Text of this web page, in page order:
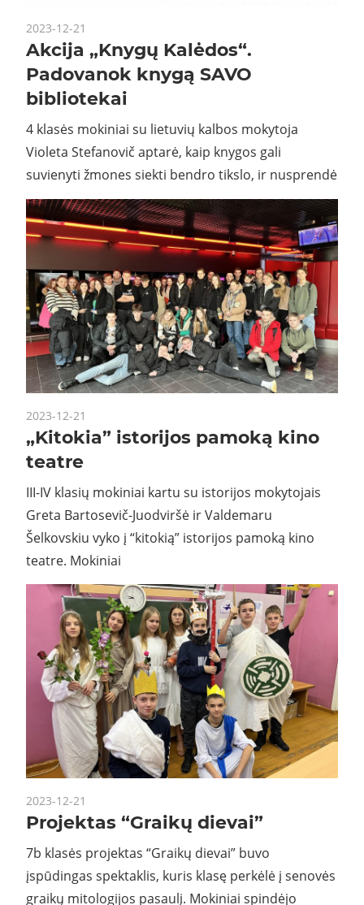
2023-12-21
Akcija „Knygų Kalėdos“.
Padovanok knygą SAVO
bibliotekai
4 klasės mokiniai su lietuvių kalbos mokytoja
Violeta Stefanovič aptarė, kaip knygos gali
suvienyti žmones siekti bendro tikslo, ir nusprendė
2023-12-21
„Kitokia” istorijos pamoką kino
teatre
III-IV klasių mokiniai kartu su istorijos mokytojais
Greta Bartosevič-Juodviršė ir Valdemaru
Šelkovskiu vyko į “kitokią” istorijos pamoką kino
teatre. Mokiniai
2023-12-21
Projektas “Graikų dievai”
7b klasės projektas “Graikų dievai” buvo
įspūdingas spektaklis, kuris klasę perkėlė į senovės
graikų mitologijos pasaulį. Mokiniai spindėjo